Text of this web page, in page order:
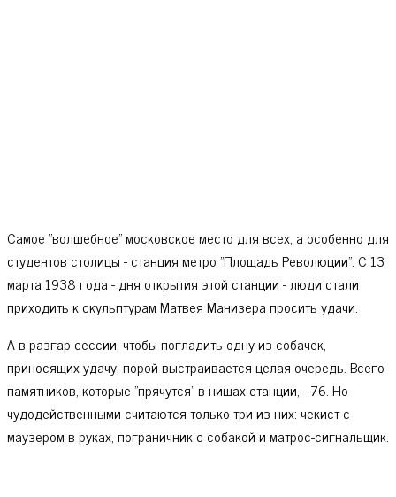
Самое "волшебное" московское место для всех, а особенно для
студентов столицы - станция метро "Площадь Революции". С 13
марта 1938 года - дня открытия этой станции - люди стали
приходить к скульптурам Матвея Манизера просить удачи.
А в разгар сессии, чтобы погладить одну из собачек,
приносящих удачу, порой выстраивается целая очередь. Всего
памятников, которые "прячутся" в нишах станции, - 76. Но
чудодейственными считаются только три из них: чекист с
маузером в руках, пограничник с собакой и матрос-сигнальщик.